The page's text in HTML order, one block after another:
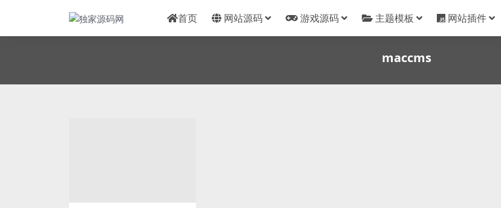
首页 网站源码 游戏源码 主题模板 网站插件
maccms